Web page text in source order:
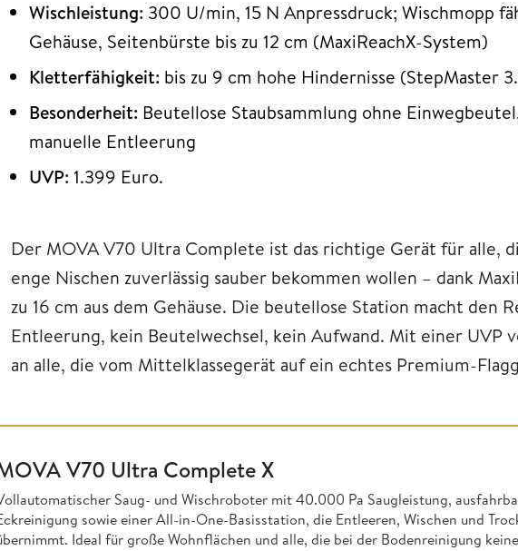
Wischleistung: 300 U/min, 15 N Anpressdruck; Wischmopp
Gehäuse, Seitenbürste bis zu 12 cm (MaxiReachX-System)
Kletterfähigkeit: bis zu 9 cm hohe Hindernisse (StepMaster
Besonderheit: Beutellose Staubsammlung ohne
manuelle Entleerung
UVP: 1.399 Euro.
Der MOVA V70 Ultra Complete ist das richtige Gerät für alle,
enge Nischen zuverlässig sauber bekommen wollen – dank
zu 16 cm aus dem Gehäuse. Die beutellose Station macht den
Entleerung, kein Beutelwechsel, kein Aufwand. Mit einer UVP
an alle, die vom Mittelklassegerät auf ein echtes Premium-
V70 Ultra Complete X
Saug- und Wischroboter mit 40.000 Pa Saugleistung,
sowie einer All-in-One-Basisstation, die Entleeren, Wischen und
Ideal für große Wohnflächen und alle, die bei der Bodenreinigung